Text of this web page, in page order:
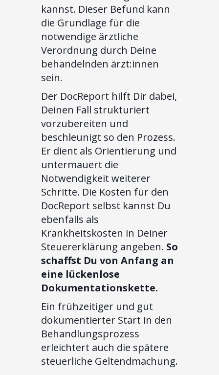
kannst. Dieser Befund kann
die Grundlage für die
notwendige ärztliche
Verordnung durch Deine
behandelnden ärzt:innen
sein.
Der DocReport hilft Dir dabei,
Deinen Fall strukturiert
vorzubereiten und
beschleunigt so den Prozess.
Er dient als Orientierung und
untermauert die
Notwendigkeit weiterer
Schritte. Die Kosten für den
DocReport selbst kannst Du
ebenfalls als
Krankheitskosten in Deiner
Steuererklärung angeben. So
schaffst Du von Anfang an
eine lückenlose
Dokumentationskette.
Ein frühzeitiger und gut
dokumentierter Start in den
Behandlungsprozess
erleichtert auch die spätere
steuerliche Geltendmachung.